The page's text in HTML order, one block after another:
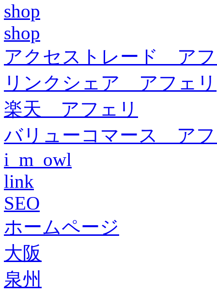
shop
shop
アクセストレード ア
リンクシェア アフェリ
楽天 アフェリ
バリューコマース ア
i_m_owl
link
SEO
ホームページ
大阪
泉州